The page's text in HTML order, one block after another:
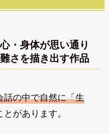
・身体が思い通り
さを描き出す作品
話の中で自然に「生
とがあります。